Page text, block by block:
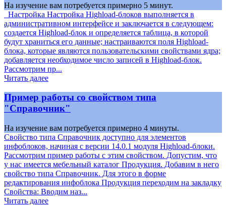
На изучение вам потребуется примерно 5 минут.
Настройка Настройка Highload-блоков выполняется в
административном интерфейсе и заключается в следующем:
создается Highload-блок и определяется таблица, в которой
будут храниться его данные; настраиваются поля Highload-
блока, которые являются пользовательскими свойствами ядра;
добавляется необходимое число записей в Highload-блок.
Рассмотрим пр...
Читать далее
Пример работы со свойством типа
"Справочник"
На изучение вам потребуется примерно 4 минуты.
Свойство типа Справочник доступно для элементов
инфоблоков, начиная с версии 14.0.1 модуля Highload-блоки.
Рассмотрим пример работы с этим свойством. Допустим, что
у нас имеется мебельный каталог Продукция. Добавим в него
свойство типа Справочник. Для этого в форме
редактирования инфоблока Продукция переходим на закладку
Свойства: Вводим наз...
Читать далее